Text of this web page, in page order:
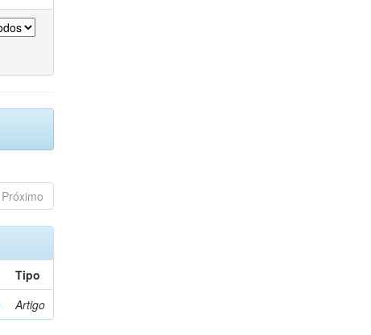
Próximo
Tipo
Artigo